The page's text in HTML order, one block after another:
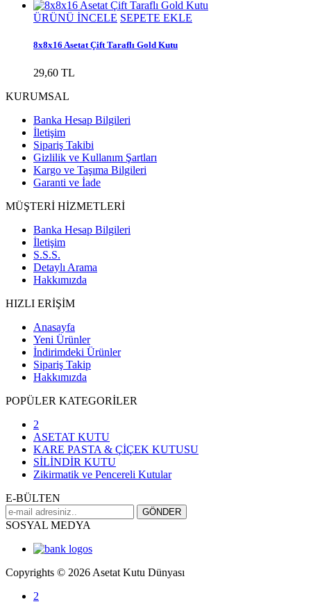
ÜRÜNÜ İNCELE SEPETE EKLE
8x8x16 Asetat Çift Taraflı Gold Kutu
29,60 TL
KURUMSAL
Banka Hesap Bilgileri
İletişim
Sipariş Takibi
Gizlilik ve Kullanım Şartları
Kargo ve Taşıma Bilgileri
Garanti ve İade
MÜŞTERİ HİZMETLERİ
Banka Hesap Bilgileri
İletişim
S.S.S.
Detaylı Arama
Hakkımızda
HIZLI ERİŞİM
Anasayfa
Yeni Ürünler
İndirimdeki Ürünler
Sipariş Takip
Hakkımızda
POPÜLER KATEGORİLER
2
ASETAT KUTU
KARE PASTA & ÇİÇEK KUTUSU
SİLİNDİR KUTU
Zikirmatik ve Pencereli Kutular
E-BÜLTEN
SOSYAL MEDYA
Copyrights © 2026 Asetat Kutu Dünyası
2